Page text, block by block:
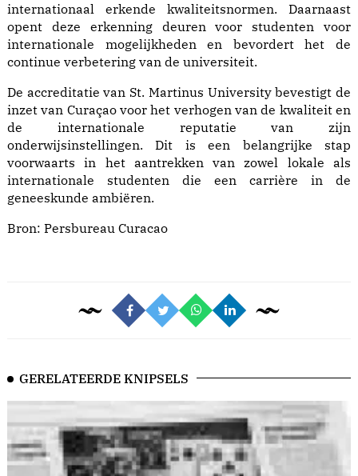
internationaal erkende kwaliteitsnormen. Daarnaast
opent deze erkenning deuren voor studenten voor
internationale mogelijkheden en bevordert het de
continue verbetering van de universiteit.
De accreditatie van St. Martinus University bevestigt de
inzet van Curaçao voor het verhogen van de kwaliteit en
de internationale reputatie van zijn
onderwijsinstellingen. Dit is een belangrijke stap
voorwaarts in het aantrekken van zowel lokale als
internationale studenten die een carrière in de
geneeskunde ambiëren.
Bron: Persbureau Curacao
GERELATEERDE KNIPSELS